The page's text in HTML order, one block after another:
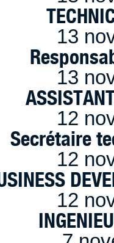
13
13
12
Secrétaire
12
12